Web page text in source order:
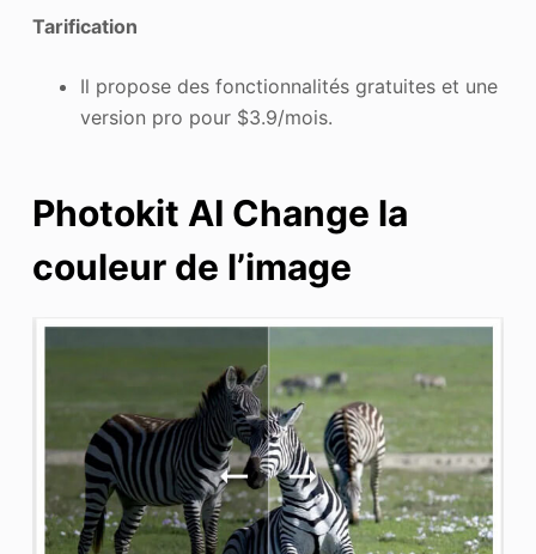
Tarification
Il propose des fonctionnalités gratuites et une
version pro pour $3.9/mois.
Photokit AI Change la
couleur de l’image